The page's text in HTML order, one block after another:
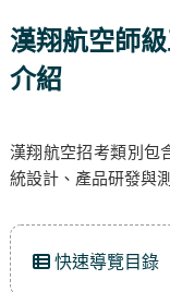
漢翔航空師
介紹
漢翔航空招考類別包
統設計、產品研發與
快速導覽目錄